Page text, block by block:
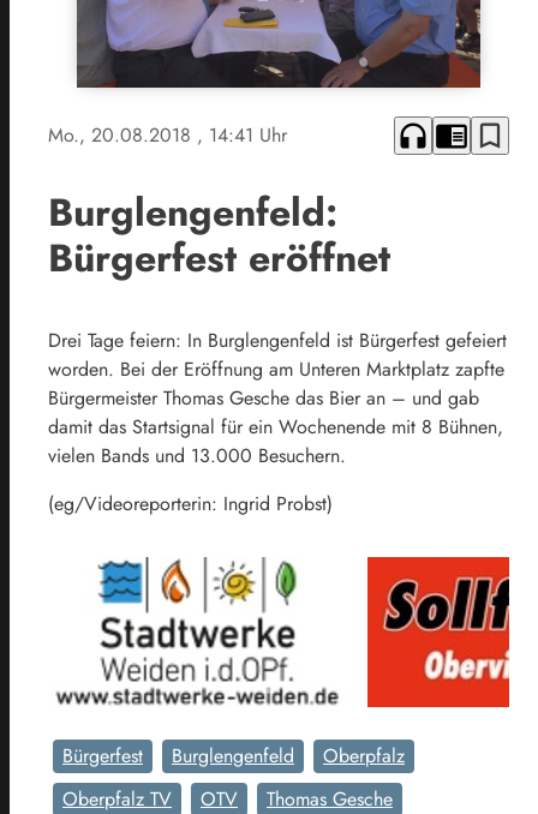
Mo., 20.08.2018 , 14:41 Uhr headphones chrome_reader_mode bookmark_border
Burglengenfeld:
Bürgerfest eröffnet
Drei Tage feiern: In Burglengenfeld ist Bürgerfest gefeiert
worden. Bei der Eröffnung am Unteren Marktplatz zapfte
Bürgermeister Thomas Gesche das Bier an – und gab
damit das Startsignal für ein Wochenende mit 8 Bühnen,
vielen Bands und 13.000 Besuchern.
(eg/Videoreporterin: Ingrid Probst)
Bürgerfest Burglengenfeld
Oberpfalz
Oberpfalz TV
OTV
Thomas Gesche